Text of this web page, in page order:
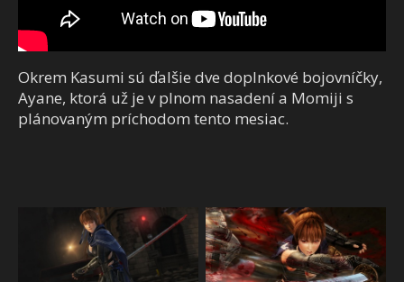
Okrem Kasumi sú ďalšie dve doplnkové bojovníčky,
Ayane, ktorá už je v plnom nasadení a Momiji s
plánovaným príchodom tento mesiac.